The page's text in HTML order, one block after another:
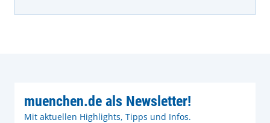
muenchen.de als Newsletter!
Mit aktuellen Highlights, Tipps und Infos.